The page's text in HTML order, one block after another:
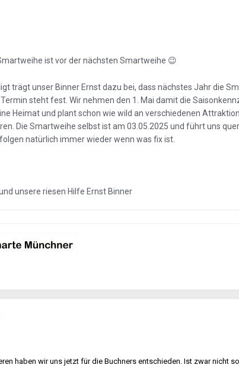
ist vor der nächsten Smartweihe 😉
trägt unser Binner Ernst dazu bei, dass nächstes Jahr die
steht fest. Wir nehmen den 1. Mai damit die
Heimat und plant schon wie wild an verschiedenen
Die Smartweihe selbst ist am 03.05.2025 und führt uns
natürlich immer wieder wenn was fix ist.
unsere riesen Hilfe Ernst Binner
haben wir uns jetzt für die Buchners entschieden. Ist zwar nicht